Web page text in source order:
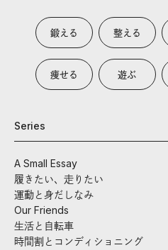
鍛える 整える
痩せる 遊ぶ
Series
A Small Essay
履きたい、走りたい
運動と身だしなみ
Our Friends
生活と自転車
時間割とコンディショニング